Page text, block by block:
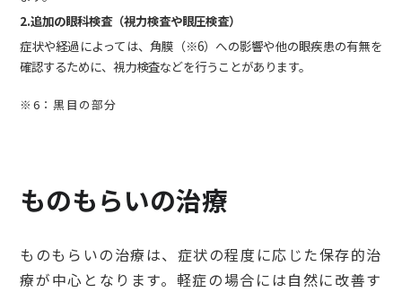
2.追加の眼科検査（視力検査や眼圧検査）
症状や経過によっては、角膜（※6）への影響や他の眼疾患の有無を
確認するために、視力検査などを行うことがあります。
※6：黒目の部分
ものもらいの治療
ものもらいの治療は、症状の程度に応じた保存的治
療が中心となります。軽症の場合には自然に改善す